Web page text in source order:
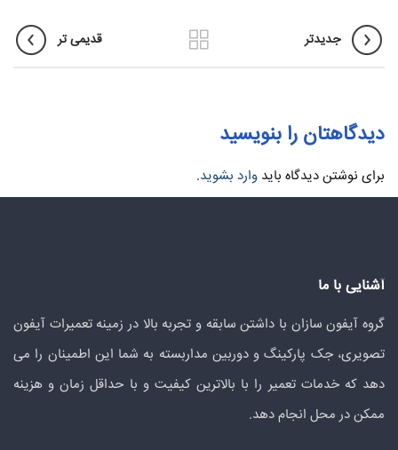
جدیدتر قدیمی تر
دیدگاهتان را بنویسید
برای نوشتن دیدگاه باید وارد بشوید.
آشنایی با ما
گروه آیفون سازان با داشتن سابقه و تجربه بالا در زمینه تعمیرات آیفون
تصویری، جک پارکینگ و دوربین مداربسته به شما این اطمینان را می
دهد که خدمات تعمیر را با بالاترین کیفیت و با حداقل زمان و هزینه
ممکن در محل انجام دهد.